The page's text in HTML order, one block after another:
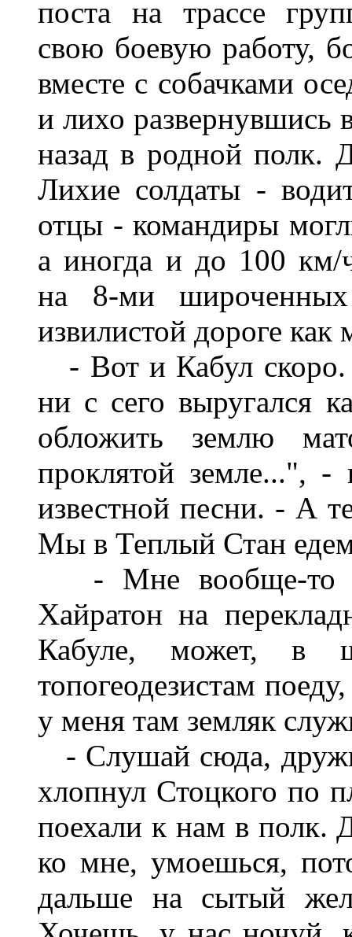
поста
на трассе
свою боевую работу,
вместе с собачками
и лихо развернувшись
назад в родной полк.
Лихие солдаты -
отцы -командиры
а иногда и до 100км/
на 8-ми
широченных
извилистой дороге как
- Вот и Кабул скоро
ни с сего выругался
обложить
землю
проклятой земле...", -
известной песни. - А
Мы в Теплый Стан
-
Мне вообще-то
Хайратон на
Кабуле, может,в
топогеодезистам поеду
у меня там земляк
- Слушай сюда,
хлопнул Стоцкого по
поехали к нам в полк.
ко мне, умоешься,
дальше
на сытый